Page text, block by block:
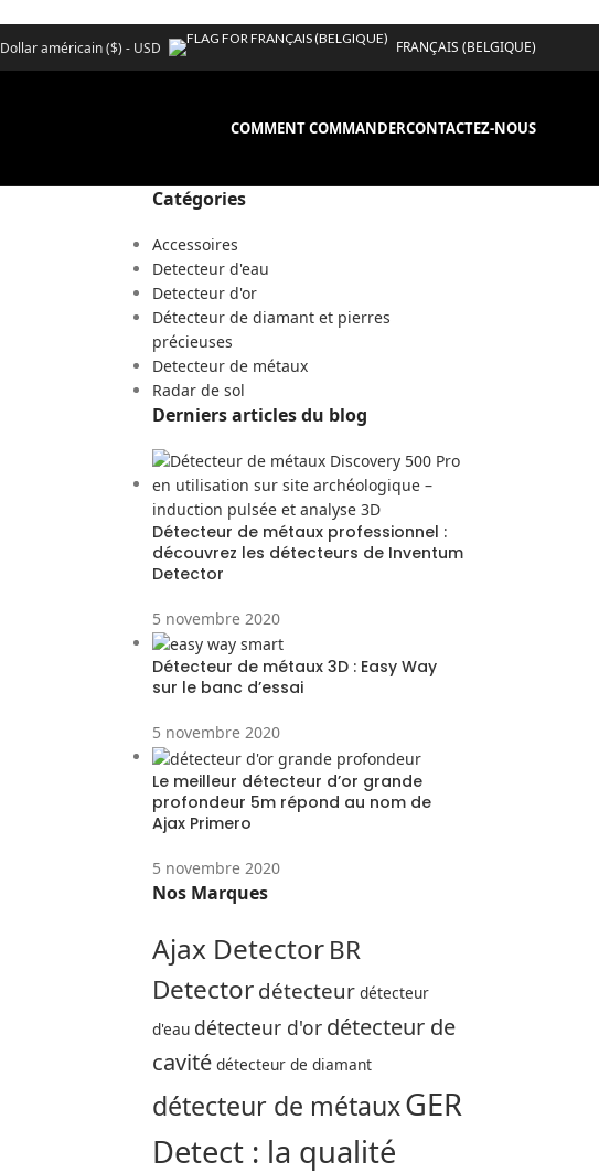
Dollar américain ($) - USD FRANÇAIS (BELGIQUE)
COMMENT COMMANDERCONTACTEZ-NOUS
Catégories
Accessoires
Detecteur d'eau
Detecteur d'or
Détecteur de diamant et pierres
précieuses
Detecteur de métaux
Radar de sol
Derniers articles du blog
Détecteur de métaux professionnel :
découvrez les détecteurs de Inventum
Detector
5 novembre 2020
Détecteur de métaux 3D : Easy Way
sur le banc d’essai
5 novembre 2020
Le meilleur détecteur d’or grande
profondeur 5m répond au nom de
Ajax Primero
5 novembre 2020
Nos Marques
Ajax DetectorBR
Detectordétecteur détecteur
d'eau détecteur d'or détecteur de
cavité détecteur de diamant
détecteur de métauxGER
Detect : la qualité